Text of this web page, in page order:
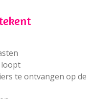
loopt
te ontvangen op de